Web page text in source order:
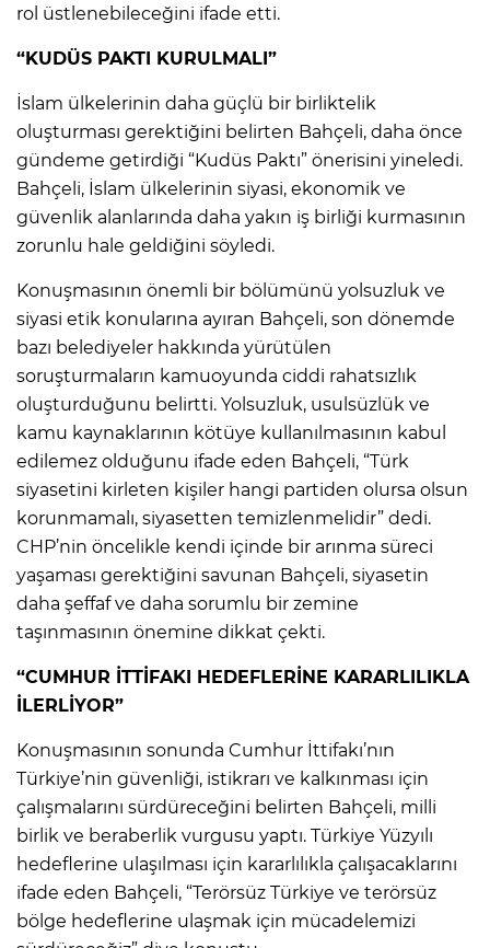
rol üstlenebileceğini ifade etti.
“KUDÜS PAKTI KURULMALI”
İslam ülkelerinin daha güçlü bir birliktelik
oluşturması gerektiğini belirten Bahçeli, daha önce
gündeme getirdiği “Kudüs Paktı” önerisini yineledi.
Bahçeli, İslam ülkelerinin siyasi, ekonomik ve
güvenlik alanlarında daha yakın iş birliği kurmasının
zorunlu hale geldiğini söyledi.
Konuşmasının önemli bir bölümünü yolsuzluk ve
siyasi etik konularına ayıran Bahçeli, son dönemde
bazı belediyeler hakkında yürütülen
soruşturmaların kamuoyunda ciddi rahatsızlık
oluşturduğunu belirtti. Yolsuzluk, usulsüzlük ve
kamu kaynaklarının kötüye kullanılmasının kabul
edilemez olduğunu ifade eden Bahçeli, “Türk
siyasetini kirleten kişiler hangi partiden olursa olsun
korunmamalı, siyasetten temizlenmelidir” dedi.
CHP’nin öncelikle kendi içinde bir arınma süreci
yaşaması gerektiğini savunan Bahçeli, siyasetin
daha şeffaf ve daha sorumlu bir zemine
taşınmasının önemine dikkat çekti.
“CUMHUR İTTİFAKI HEDEFLERİNE KARARLILIKLA
İLERLİYOR”
Konuşmasının sonunda Cumhur İttifakı’nın
Türkiye’nin güvenliği, istikrarı ve kalkınması için
çalışmalarını sürdüreceğini belirten Bahçeli, milli
birlik ve beraberlik vurgusu yaptı. Türkiye Yüzyılı
hedeflerine ulaşılması için kararlılıkla çalışacaklarını
ifade eden Bahçeli, “Terörsüz Türkiye ve terörsüz
bölge hedeflerine ulaşmak için mücadelemizi